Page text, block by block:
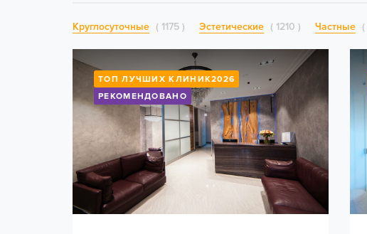
Круглосуточные 1175 Эстетические 1210 Частные
ТОП ЛУЧШИХ КЛИНИК2026
РЕКОМЕНДОВАНО